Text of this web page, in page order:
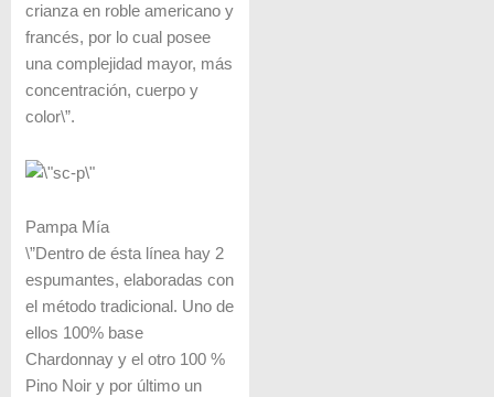
crianza en roble americano y
francés, por lo cual posee
una complejidad mayor, más
concentración, cuerpo y
color\”.
Pampa Mía
\”Dentro de ésta línea hay 2
espumantes, elaboradas con
el método tradicional. Uno de
ellos 100% base
Chardonnay y el otro 100 %
Pino Noir y por último un